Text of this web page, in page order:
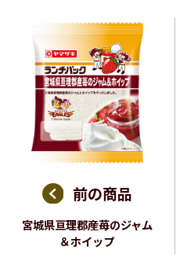
前の商品
宮城県亘理郡産苺のジャム
＆ホイップ